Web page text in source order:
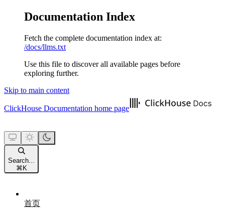
Documentation Index
Fetch the complete documentation index at:
/docs/llms.txt
Use this file to discover all available pages before
exploring further.
Skip to main content
ClickHouse Documentation home page
Search...
⌘ K
首页